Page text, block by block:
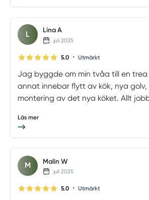
L Lina A
juli 2025
5.0 • Utmärkt
Jag byggde om min tvåa till en trea
annat innebar flytt av kök, nya golv,
montering av det nya köket. Allt
Läs mer
M Malin W
juli 2025
5.0 • Utmärkt